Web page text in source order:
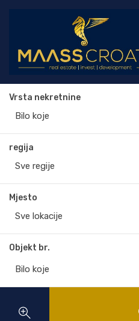
Vrsta nekretnine
Bilo koje
regija
Sve regije
Mjesto
Sve lokacije
Objekt br.